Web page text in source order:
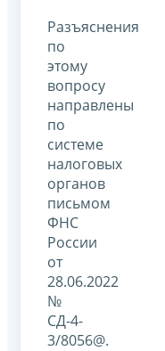
Разъяснения
по
этому
вопросу
направлены
по
системе
налоговых
органов
письмом
ФНС
России
от
28.06.2022
№
СД-4-
3/8056@.